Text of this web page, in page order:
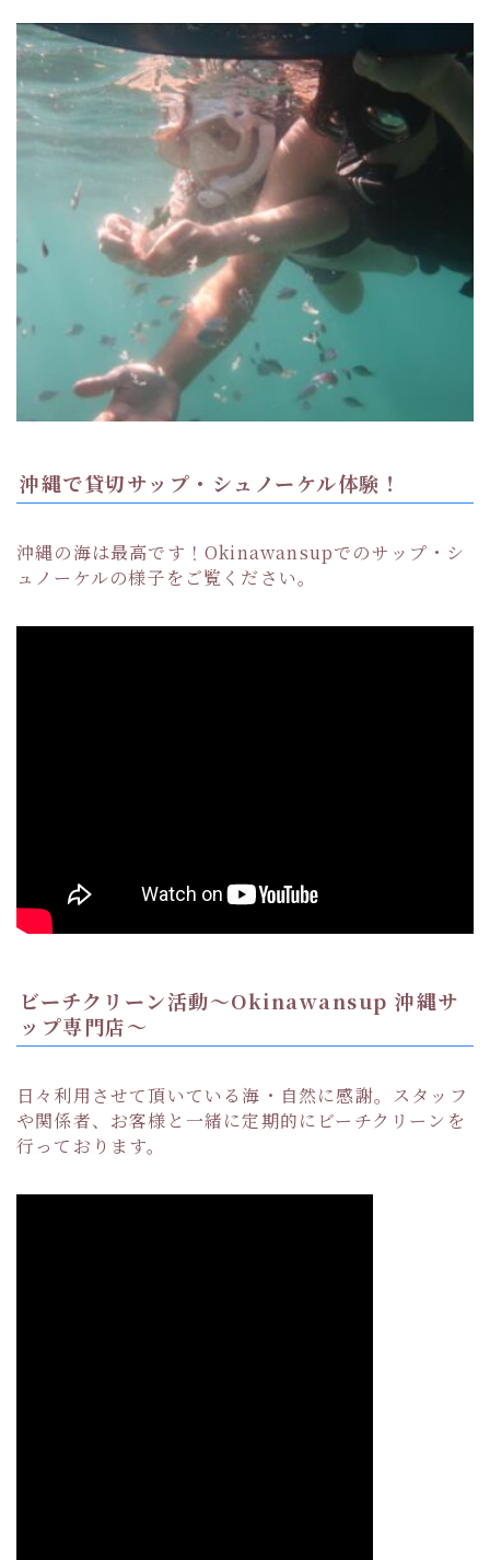
沖縄で貸切サップ・シュノーケル体験！
沖縄の海は最高です！Okinawansupでのサップ・シ
ュノーケルの様子をご覧ください。
ビーチクリーン活動〜Okinawansup 沖縄サ
ップ専門店〜
日々利用させて頂いている海・自然に感謝。スタッフ
や関係者、お客様と一緒に定期的にビーチクリーンを
行っております。